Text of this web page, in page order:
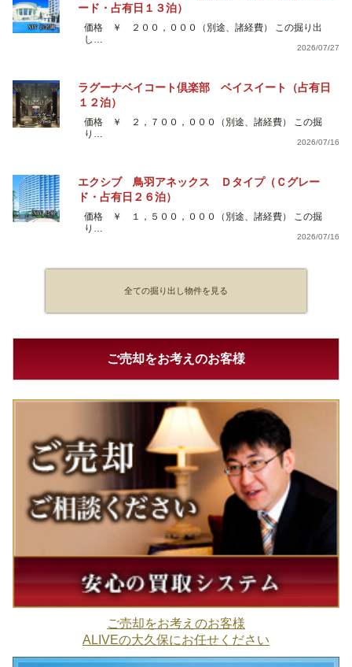
ード・占有日１３泊）
価格 ￥ ２００，０００（別途、諸経費） この掘り出
し…
2026/07/27
ラグーナベイコート倶楽部 ベイスイート（占有日
１２泊）
価格 ￥ ２，７００，０００（別途、諸経費） この掘
り…
2026/07/16
エクシブ 鳥羽アネックス Ｄタイプ（Ｃグレー
ド・占有日２６泊）
価格 ￥ １，５００，０００（別途、諸経費） この掘
り…
2026/07/16
全ての掘り出し物件を見る
ご売却をお考えのお客様
ご売却をお考えのお客様
ALIVEの大久保にお任せください